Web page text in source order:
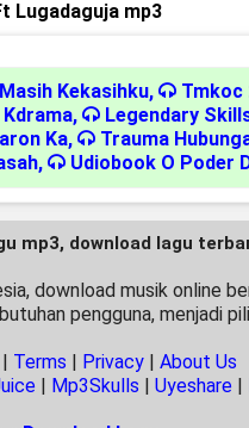
Lugadaguja mp3
Kekasihku, Tmkoc
, Legendary
Ka, Trauma
, Udiobook O Poder
mp3, download lagu
download musik online
pengguna, menjadi
| Terms | Privacy | About Us
| Mp3Skulls | Uyeshare |